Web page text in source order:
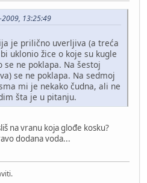
13:25:49
je prilično uverljiva (a treća
uklonio žice o koje su kugle
se ne poklapa. Na šestoj
se ne poklapa. Na sedmoj
mi je nekako čudna, ali ne
šta je u pitanju.
na vranu koja glođe kosku?
dodana voda...